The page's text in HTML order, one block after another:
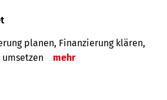
planen, Finanzierung klären,
mehr